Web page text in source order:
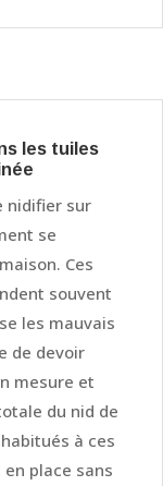
les tuiles
nidifier sur
se
Ces
souvent
les mauvais
de devoir
mesure et
du nid de
à ces
place sans